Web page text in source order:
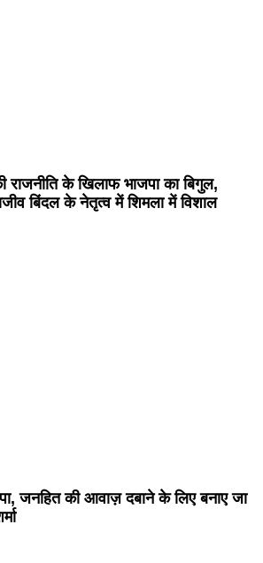
राजनीति के खिलाफ भाजपा का बिगुल,
बिंदल के नेतृत्व में शिमला में विशाल
जनहित की आवाज़ दबाने के लिए बनाए जा